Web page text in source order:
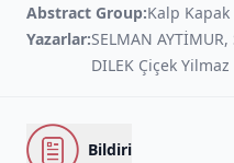
Abstract Group:Kalp Kapak
Yazarlar:SELMAN
DILEK Çi̇çek Yi̇lmaz
Bildiri